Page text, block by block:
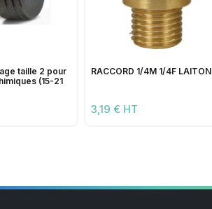
taille 2 pour
(15-21
RACCORD 1/4M 1/4F LAITON
3,19 € HT